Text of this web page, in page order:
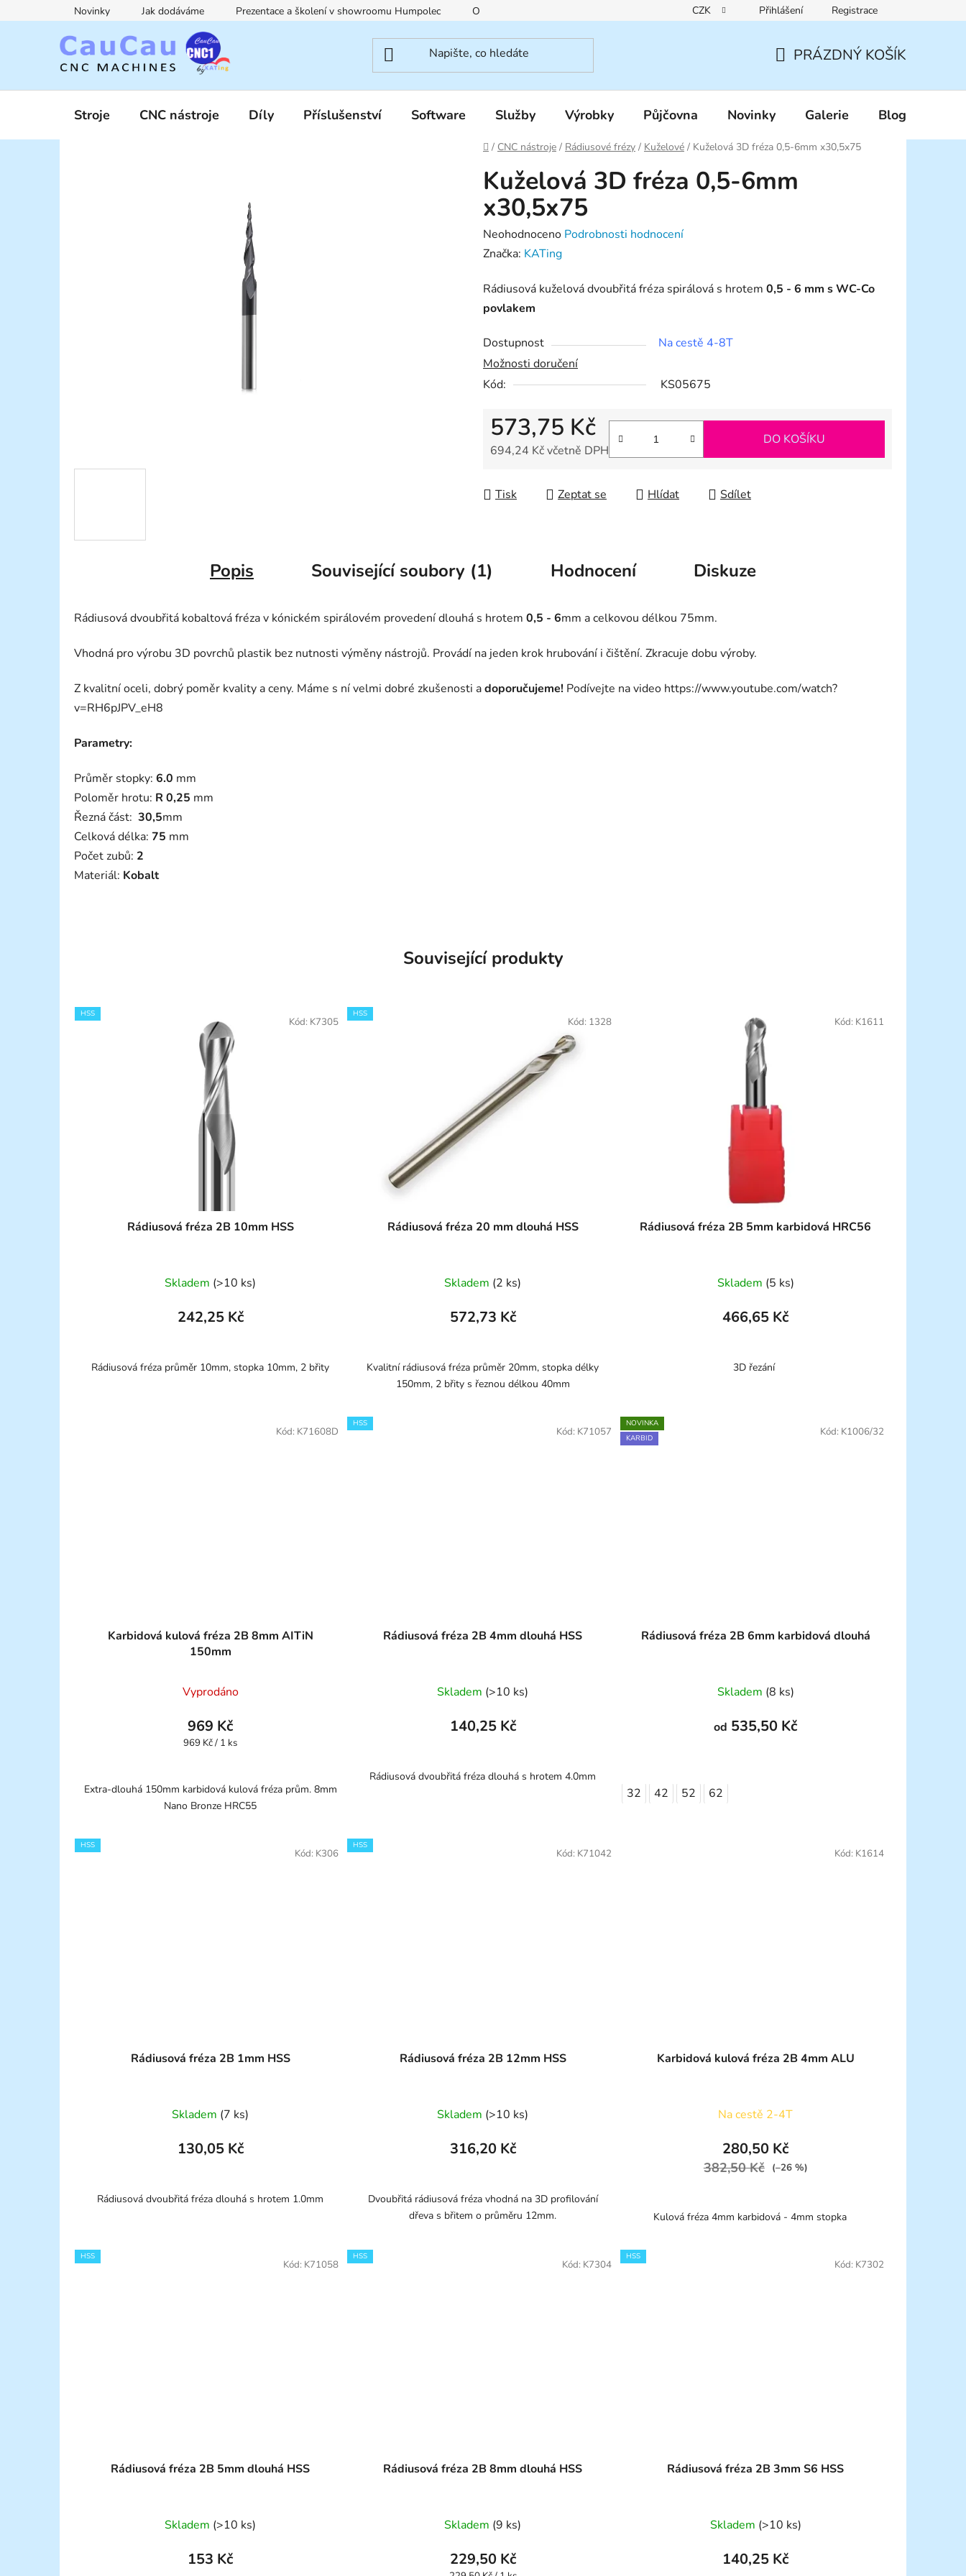
na
Novinky Jak dodáváme Prezentace a školení v showroomu Humpolec O nás Reklamační řád Pravidla zákaznických slev
CZK Přihlášení Registrace
KOŠÍK
PRÁZDNÝ KOŠÍK
Stroje CNC nástroje Díly Příslušenství Software Služby Výrobky Půjčovna Novinky Galerie Blog
Domů
/ CNC nástroje / Rádiusové frézy / Kuželové / Kuželová 3D fréza 0,5-6mm x30,5x75
Kuželová 3D fréza 0,5-6mm
x30,5x75
Průměrné
hodnocení
je
0,0
5
hvězdiček.
Neohodnoceno Podrobnosti hodnocení
Značka: KATing
Rádiusová kuželová dvoubřitá fréza spirálová s hrotem 0,5 - 6 mm s WC-Co
povlakem
Dostupnost
Na cestě 4-8T
Možnosti doručení
Kód:
KS05675
573,75 Kč
694,24 Kč včetně DPH
DO KOŠÍKU
Tisk Zeptat se Hlídat Sdílet
Popis Související soubory (1) Hodnocení Diskuze
Rádiusová dvoubřitá kobaltová fréza v kónickém spirálovém provedení dlouhá s hrotem 0,5 - 6mm a celkovou délkou 75mm.
Vhodná pro výrobu 3D povrchů plastik bez nutnosti výměny nástrojů. Provádí na jeden krok hrubování i čištění. Zkracuje dobu výroby.
Z kvalitní oceli, dobrý poměr kvality a ceny. Máme s ní velmi dobré zkušenosti adoporučujeme! Podívejte na video https://www.youtube.com/watch?
v=RH6pJPV_eH8
Parametry:
Průměr stopky: 6.0 mm
Poloměr hrotu: R 0,25 mm
Řezná část: 30,5mm
Celková délka: 75 mm
Počet zubů: 2
Materiál: Kobalt
Související produkty
HSS
Rádiusová fréza 2B 10mm HSS
Skladem (>10 ks)
242,25 Kč
Rádiusová fréza průměr 10mm, stopka 10mm, 2 břity
Kód: K7305
HSS
Rádiusová fréza 20 mm dlouhá HSS
Skladem (2 ks)
572,73 Kč
Kvalitní rádiusová fréza průměr 20mm, stopka délky
150mm, 2 břity s řeznou délkou 40mm
Kód: 1328
Rádiusová fréza 2B 5mm karbidová HRC56
Skladem (5 ks)
466,65 Kč
3D řezání
Kód: K1611
Karbidová kulová fréza 2B 8mm AITiN
150mm
Vyprodáno
969 Kč
Měrná
969 Kč / 1 ks
Extra-dlouhá 150mm karbidová kulová fréza prům. 8mm
Nano Bronze HRC55
Kód: K71608D
HSS
Rádiusová fréza 2B 4mm dlouhá HSS
Skladem (>10 ks)
140,25 Kč
Rádiusová dvoubřitá fréza dlouhá s hrotem 4.0mm
Kód: K71057
NOVINKA
KARBID
Rádiusová fréza 2B 6mm karbidová dlouhá
Skladem (8 ks)
od 535,50 Kč
32 42 52 62
Kód: K1006/32
HSS
Rádiusová fréza 2B 1mm HSS
Skladem (7 ks)
130,05 Kč
Rádiusová dvoubřitá fréza dlouhá s hrotem 1.0mm
Kód: K306
HSS
Rádiusová fréza 2B 12mm HSS
Skladem (>10 ks)
316,20 Kč
Dvoubřitá rádiusová fréza vhodná na 3D profilování
dřeva s břitem o průměru 12mm.
Kód: K71042
Karbidová kulová fréza 2B 4mm ALU
Na cestě 2-4T
280,50 Kč
382,50 Kč (–26 %)
Kulová fréza 4mm karbidová - 4mm stopka
Kód: K1614
HSS
Rádiusová fréza 2B 5mm dlouhá HSS
Skladem (>10 ks)
153 Kč
Kód: K71058
HSS
Rádiusová fréza 2B 8mm dlouhá HSS
hodnocení
produktu
je
Skladem (9 ks)
229,50 Kč
Kód: K7304
HSS
Rádiusová fréza 2B 3mm S6 HSS
Skladem (>10 ks)
140,25 Kč
Kód: K7302